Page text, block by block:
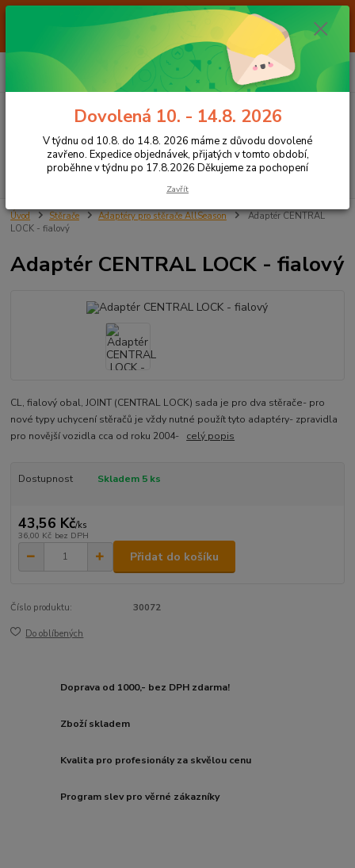
Od 7.8. do 14.8. 2026 máme z důvodu dovolené ZAVŘENO. Expedice
objednávek, přijatých v tomto období, proběhne v týdnu po 17.8.2026
Děkujeme za pochopení
CZK
Hledat
+420 605 283 713
za0,00 Kč
Úvod Stěrače Adaptéry pro stěrače AllSeason
Adaptér CENTRAL
LOCK - fialový
Adaptér CENTRAL LOCK - fialový
CL, fialový obal, JOINT (CENTRAL LOCK) sada je pro dva stěrače- pro
nové typy uchycení stěračů je vždy nutné použít tyto adaptéry- zpravidla
pro novější vozidla cca od roku 2004- celý popis
Dostupnost Skladem 5 ks
43,56 Kč/ks
36,00 Kč bez DPH
Přidat do košíku
Číslo produktu: 30072
Do oblíbených
Doprava od 1000,- bez DPH zdarma!
Zboží skladem
Kvalita pro profesionály za skvělou cenu
Program slev pro věrné zákazníky
Dovolená 10. - 14.8. 2026
V týdnu od 10.8. do 14.8. 2026 máme z důvodu dovolené
zavřeno. Expedice objednávek, přijatých v tomto období,
proběhne v týdnu po 17.8.2026 Děkujeme za pochopení
Zavřít